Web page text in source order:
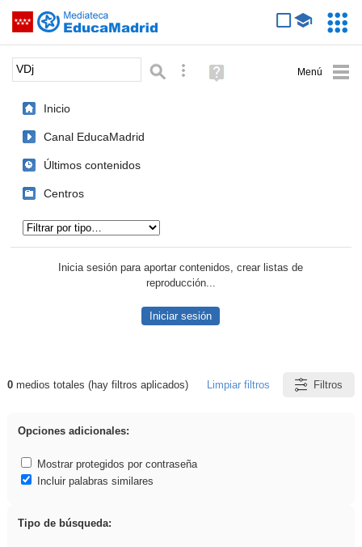
Saltar navegación
Palabra o frase: Búsqueda avanzada
Ayuda
(en
Inicio
Canal EducaMadrid
Últimos contenidos
Centros
Inicia sesión para aportar contenidos, crear listas de
reproducción...
Iniciar sesión
Resultados de: VDj
0medios totales (hay filtros aplicados) Limpiar filtros Filtros
Opciones adicionales:
Mostrar protegidos por contraseña
Incluir palabras similares
Tipo de búsqueda: